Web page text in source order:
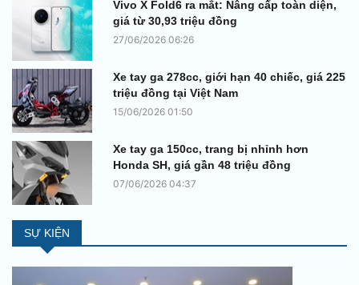
Vivo X Fold6 ra mắt: Nâng cấp toàn diện,
giá từ 30,93 triệu đồng
27/06/2026 06:26
Xe tay ga 278cc, giới hạn 40 chiếc, giá 225
triệu đồng tại Việt Nam
15/06/2026 01:50
Xe tay ga 150cc, trang bị nhỉnh hơn
Honda SH, giá gần 48 triệu đồng
07/06/2026 04:37
SỰ KIỆN